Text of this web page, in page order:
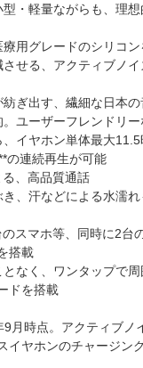
・軽量ながらも、理
用グレードのシリコン
せる、アクティブノ
ぎ出す、繊細な日本の
ユーザーフレンドリー
イヤホン単体最大
の連続再生が可能
、高品質通話
、汗などによる水濡
スマホ等、同時に2台
搭載
なく、ワンタップで
ドを搭載
月時点。アクティブノ
イヤホンのチャージン